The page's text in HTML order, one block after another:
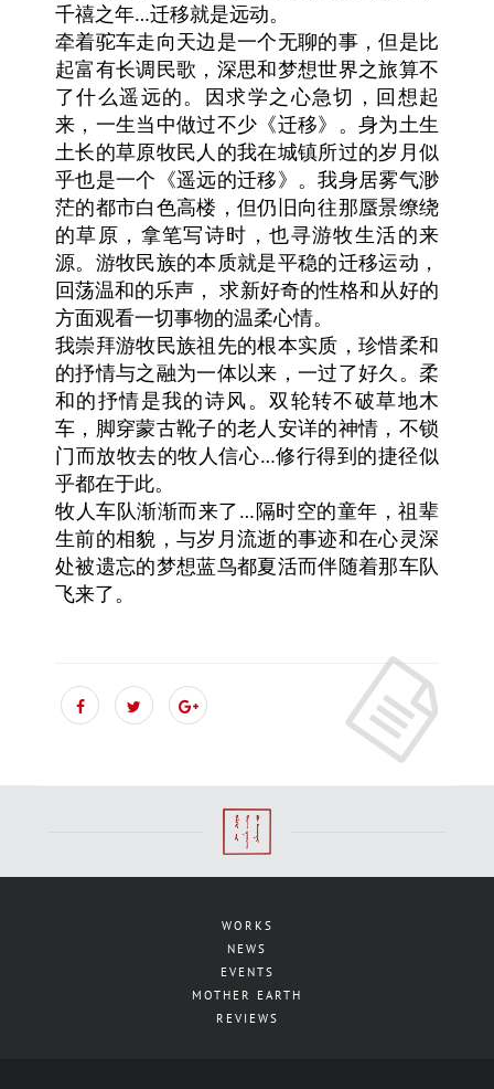
千禧之年…迁移就是远动。
牵着驼车走向天边是一个无聊的事，但是比
起富有长调民歌，深思和梦想世界之旅算不
了什么遥远的。因求学之心急切，回想起
来，一生当中做过不少《迁移》。身为土生
土长的草原牧民人的我在城镇所过的岁月似
乎也是一个《遥远的迁移》。我身居雾气渺
茫的都市白色高楼，但仍旧向往那蜃景缭绕
的草原，拿笔写诗时，也寻游牧生活的来
源。游牧民族的本质就是平稳的迁移运动，
回荡温和的乐声， 求新好奇的性格和从好的
方面观看一切事物的温柔心情。
我崇拜游牧民族祖先的根本实质，珍惜柔和
的抒情与之融为一体以来，一过了好久。柔
和的抒情是我的诗风。双轮转不破草地木
车，脚穿蒙古靴子的老人安详的神情，不锁
门而放牧去的牧人信心…修行得到的捷径似
乎都在于此。
牧人车队渐渐而来了…隔时空的童年，祖辈
生前的相貌，与岁月流逝的事迹和在心灵深
处被遗忘的梦想蓝鸟都夏活而伴随着那车队
飞来了。
WORKS
NEWS
EVENTS
MOTHER EARTH
REVIEWS